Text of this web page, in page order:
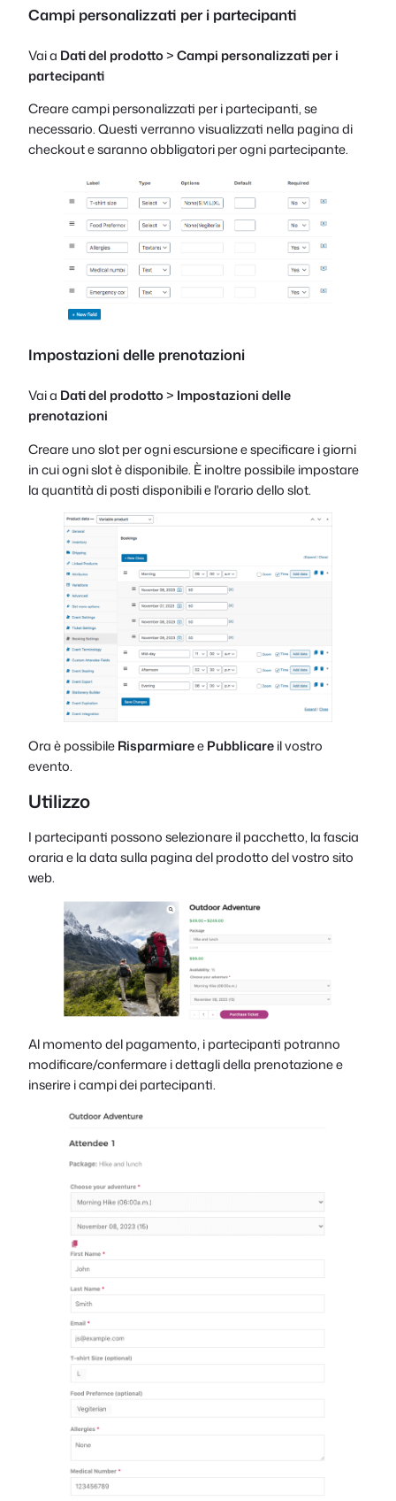
Campi personalizzati per i partecipanti
Vai a Dati del prodotto>Campi personalizzati per i
partecipanti
Creare campi personalizzati per i partecipanti, se
necessario. Questi verranno visualizzati nella pagina di
checkout e saranno obbligatori per ogni partecipante.
Impostazioni delle prenotazioni
Vai a Dati del prodotto> Impostazioni delle
prenotazioni
Creare uno slot per ogni escursione e specificare i giorni
in cui ogni slot è disponibile. È inoltre possibile impostare
la quantità di posti disponibili e l'orario dello slot.
Ora è possibileRisparmiareePubblicareil vostro
evento.
Utilizzo
I partecipanti possono selezionare il pacchetto, la fascia
oraria e la data sulla pagina del prodotto del vostro sito
web.
Al momento del pagamento, i partecipanti potranno
modificare/confermare i dettagli della prenotazione e
inserire i campi dei partecipanti.